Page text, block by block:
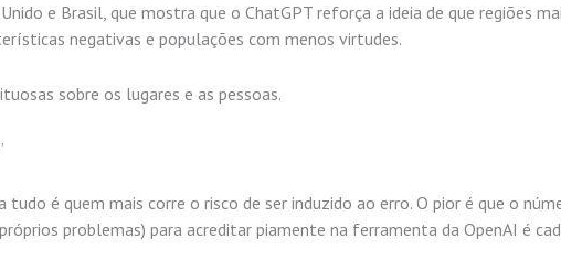
e Brasil, que mostra que o ChatGPT reforça a ideia de que regiões
negativas e populações com menos virtudes.
sobre os lugares e as pessoas.
é quem mais corre o risco de ser induzido ao erro. O pior é que o
problemas) para acreditar piamente na ferramenta da OpenAI é